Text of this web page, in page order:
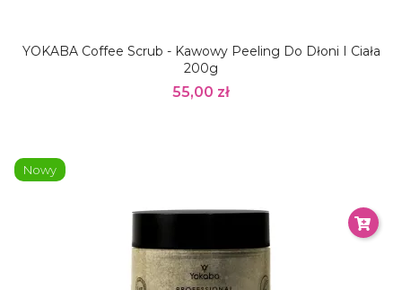
YOKABA Coffee Scrub - Kawowy Peeling Do Dłoni I Ciała
200g
55,00 zł
Nowy